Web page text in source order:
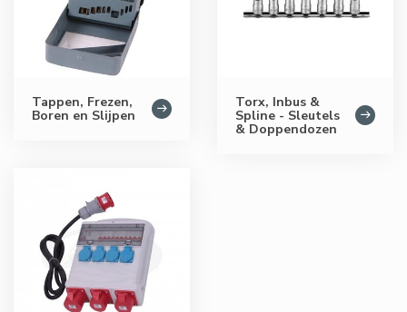
Tappen, Frezen,
Boren en Slijpen
Torx, Inbus &
Spline - Sleutels
& Doppendozen